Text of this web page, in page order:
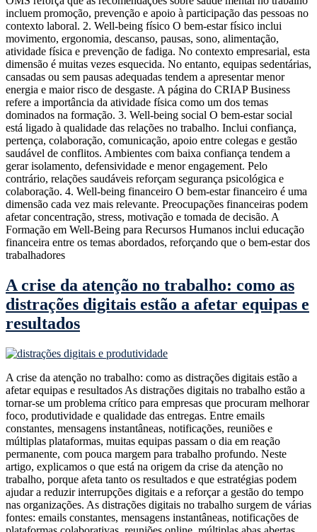
incluem promoção, prevenção e apoio à participação das pessoas no
contexto laboral. 2. Well-being físico O bem-estar físico inclui
movimento, ergonomia, descanso, pausas, sono, alimentação,
atividade física e prevenção de fadiga. No contexto empresarial, esta
dimensão é muitas vezes esquecida. No entanto, equipas sedentárias,
cansadas ou sem pausas adequadas tendem a apresentar menor
energia e maior risco de desgaste. A página do CRIAP Business
refere a importância da atividade física como um dos temas
dominados na formação. 3. Well-being social O bem-estar social
está ligado à qualidade das relações no trabalho. Inclui confiança,
pertença, colaboração, comunicação, apoio entre colegas e gestão
saudável de conflitos. Ambientes com baixa confiança tendem a
gerar isolamento, defensividade e menor engagement. Pelo
contrário, relações saudáveis reforçam segurança psicológica e
colaboração. 4. Well-being financeiro O bem-estar financeiro é uma
dimensão cada vez mais relevante. Preocupações financeiras podem
afetar concentração, stress, motivação e tomada de decisão. A
Formação em Well-Being para Recursos Humanos inclui educação
financeira entre os temas abordados, reforçando que o bem-estar dos
trabalhadores
A crise da atenção no trabalho: como as
distrações digitais estão a afetar equipas e
resultados
A crise da atenção no trabalho: como as distrações digitais estão a
afetar equipas e resultados As distrações digitais no trabalho estão a
tornar-se um problema crítico para empresas que procuram melhorar
foco, produtividade e qualidade das entregas. Entre emails
constantes, mensagens instantâneas, notificações, reuniões e
múltiplas plataformas, muitas equipas passam o dia em reação
permanente, com pouca margem para trabalho profundo. Neste
artigo, explicamos o que está na origem da crise da atenção no
trabalho, porque afeta tanto os resultados e que estratégias podem
ajudar a reduzir interrupções digitais e a reforçar a gestão do tempo
nas organizações. As distrações digitais no trabalho surgem de várias
fontes: emails constantes, mensagens instantâneas, notificações de